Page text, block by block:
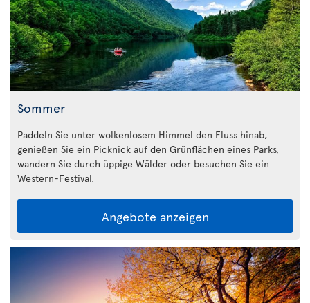
Sommer
Paddeln Sie unter wolkenlosem Himmel den Fluss hinab,
genießen Sie ein Picknick auf den Grünflächen eines Parks,
wandern Sie durch üppige Wälder oder besuchen Sie ein
Western-Festival.
Angebote anzeigen